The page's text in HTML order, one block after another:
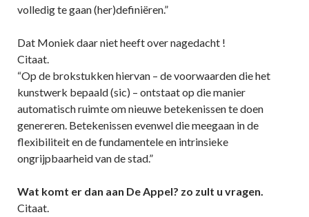
volledig te gaan (her)definiëren.”
Dat Moniek daar niet heeft over nagedacht !
Citaat.
“Op de brokstukken hiervan – de voorwaarden die het
kunstwerk bepaald (sic) – ontstaat op die manier
automatisch ruimte om nieuwe betekenissen te doen
genereren. Betekenissen evenwel die meegaan in de
flexibiliteit en de fundamentele en intrinsieke
ongrijpbaarheid van de stad.”
Wat komt er dan aan De Appel? zo zult u vragen.
Citaat.